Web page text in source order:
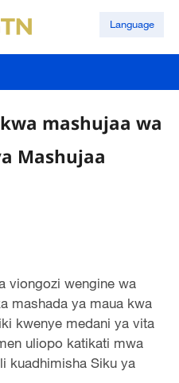
Language
mashujaa wa
Mashujaa
viongozi wengine wa
mashada ya maua kwa
kwenye medani ya vita
uliopo katikati mwa
kuadhimisha Siku ya